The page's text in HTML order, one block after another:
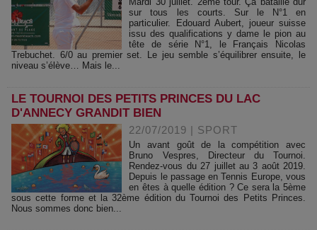
sur tous les courts. Sur le N°1 en
particulier. Edouard Aubert, joueur suisse
issu des qualifications y dame le pion au
tête de série N°1, le Français Nicolas
Trebuchet. 6/0 au premier set. Le jeu semble s’équilibrer ensuite, le
niveau s’élève… Mais le...
LE TOURNOI DES PETITS PRINCES DU LAC
D'ANNECY GRANDIT BIEN
22/07/2019 | SPORT
Un avant goût de la compétition avec
Bruno Vespres, Directeur du Tournoi.
Rendez-vous du 27 juillet au 3 août 2019.
Depuis le passage en Tennis Europe, vous
en êtes à quelle édition ? Ce sera la 5ème
sous cette forme et la 32ème édition du Tournoi des Petits Princes.
Nous sommes donc bien...